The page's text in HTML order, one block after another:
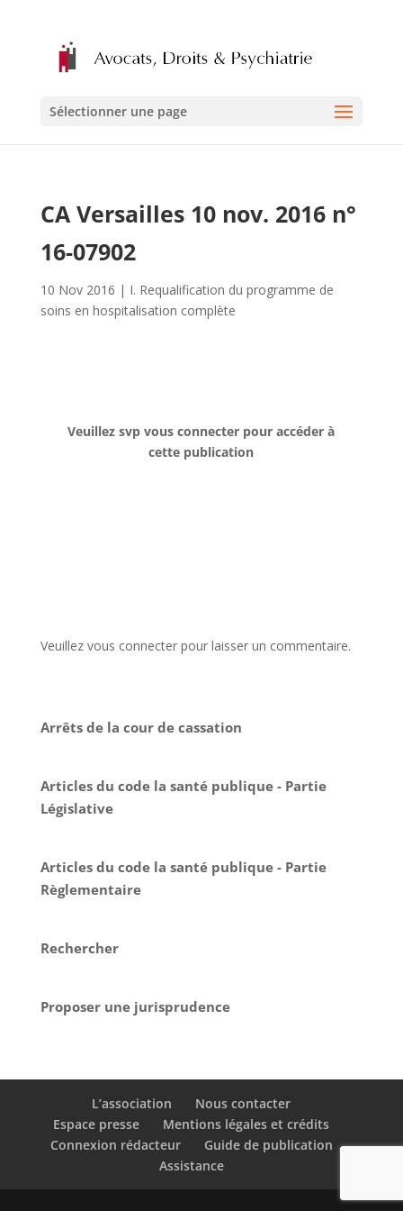
Sélectionner une page
CA Versailles 10 nov. 2016 n°
16-07902
10 Nov 2016 | I. Requalification du programme de
soins en hospitalisation complète
Veuillez svp vous connecter pour accéder à
cette publication
Veuillez vous connecter pour laisser un commentaire.
Arrêts de la cour de cassation
Articles du code la santé publique - Partie
Législative
Articles du code la santé publique - Partie
Règlementaire
Rechercher
Proposer une jurisprudence
L’association
Nous contacter
Espace presse
Mentions légales et crédits
Connexion rédacteur
Guide de publication
Assistance